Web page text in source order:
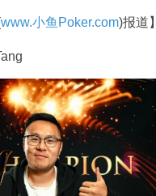
www.小鱼Poker.com)报道】